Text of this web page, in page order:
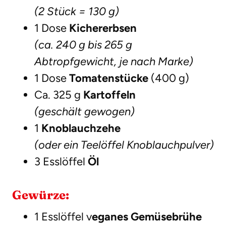
(2 Stück = 130 g)
1 Dose Kichererbsen
(ca. 240 g bis 265 g
Abtropfgewicht, je nach Marke)
1 DoseTomatenstücke (400 g)
Ca. 325 g Kartoffeln
(geschält gewogen)
1 Knoblauchzehe
(oder ein Teelöffel Knoblauchpulver)
3 Esslöffel Öl
Gewürze:
1 Esslöffel veganes Gemüsebrühe